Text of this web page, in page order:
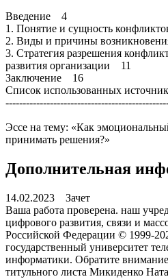
Введение 4
1. Понятие и сущность
2. Виды и причины
3. Стратегия разрешения
развития организации 11
Заключение 16
Список использованных
Эссе на тему: «Как
принимать решения?»
Дополнительная
14.02.2023 Зачет
Ваша работа проверена. наш
цифрового развития, связи и
Российской Федерации © 1999-
государственный университет
информатики. Обратите
титульного листа Микиденко